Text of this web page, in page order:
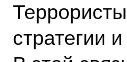
стратегии